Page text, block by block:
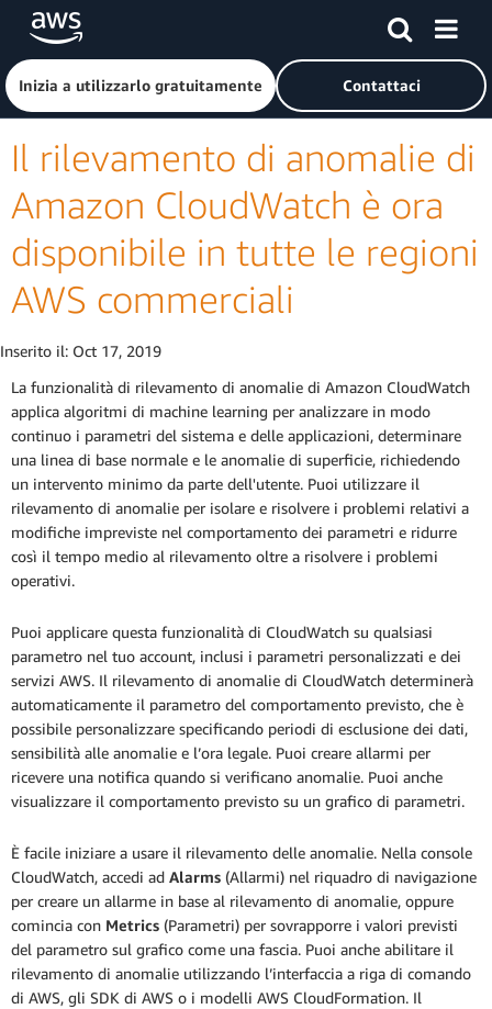
Passa al contenuto principale
Fai clic qui per tornare alla home page di Amazon Web
Inizia a utilizzarlo gratuitamente Contattaci
Il rilevamento di anomalie di
Amazon CloudWatch è ora
disponibile in tutte le regioni
AWS commerciali
Inserito il: Oct 17, 2019
La funzionalità di rilevamento di anomalie di Amazon CloudWatch
applica algoritmi di machine learning per analizzare in modo
continuo i parametri del sistema e delle applicazioni, determinare
una linea di base normale e le anomalie di superficie, richiedendo
un intervento minimo da parte dell'utente. Puoi utilizzare il
rilevamento di anomalie per isolare e risolvere i problemi relativi a
modifiche impreviste nel comportamento dei parametri e ridurre
così il tempo medio al rilevamento oltre a risolvere i problemi
operativi.
Puoi applicare questa funzionalità di CloudWatch su qualsiasi
parametro nel tuo account, inclusi i parametri personalizzati e dei
servizi AWS. Il rilevamento di anomalie di CloudWatch determinerà
automaticamente il parametro del comportamento previsto, che è
possibile personalizzare specificando periodi di esclusione dei dati,
sensibilità alle anomalie e l’ora legale. Puoi creare allarmi per
ricevere una notifica quando si verificano anomalie. Puoi anche
visualizzare il comportamento previsto su un grafico di parametri.
È facile iniziare a usare il rilevamento delle anomalie. Nella console
CloudWatch, accedi ad Alarms (Allarmi) nel riquadro di navigazione
per creare un allarme in base al rilevamento di anomalie, oppure
comincia con Metrics (Parametri) per sovrapporre i valori previsti
del parametro sul grafico come una fascia. Puoi anche abilitare il
rilevamento di anomalie utilizzando l’interfaccia a riga di comando
di AWS, gli SDK di AWS o i modelli AWS CloudFormation. Il